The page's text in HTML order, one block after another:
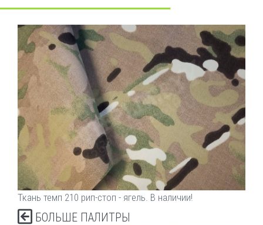
Ткань темп 210 рип-стоп - ягель. В наличии!
БОЛЬШЕ ПАЛИТРЫ